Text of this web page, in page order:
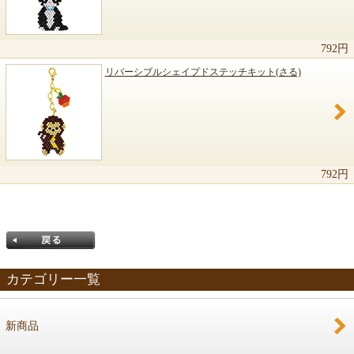
792円
リバーシブルシェイプドステッチキット(さる)
792円
カテゴリー一覧
新商品